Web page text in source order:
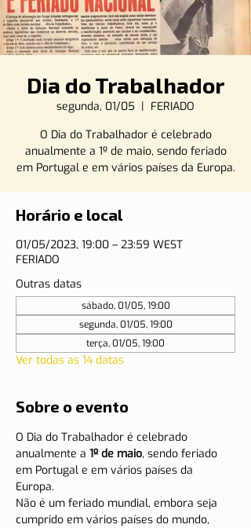
Dia do Trabalhador
segunda, 01/05
  |
FERIADO
O Dia do Trabalhador é celebrado
anualmente a 1º de maio, sendo feriado
em Portugal e em vários países da Europa.
Horário e local
01/05/2023, 19:00 – 23:59 WEST
FERIADO
Outras datas
sábado, 01/05, 19:00
segunda, 01/05, 19:00
terça, 01/05, 19:00
Ver todas as 14 datas
Sobre o evento
O Dia do Trabalhador é celebrado
anualmente a 1º de maio, sendo feriado
em Portugal e em vários países da
Europa.
Não é um feriado mundial, embora seja
cumprido em vários países do mundo,